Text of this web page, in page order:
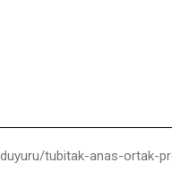
tubitak-anas-ortak-